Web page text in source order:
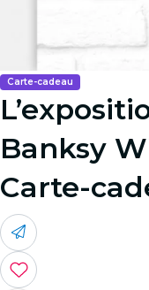
Carte-cadeau
Banksy
Carte-